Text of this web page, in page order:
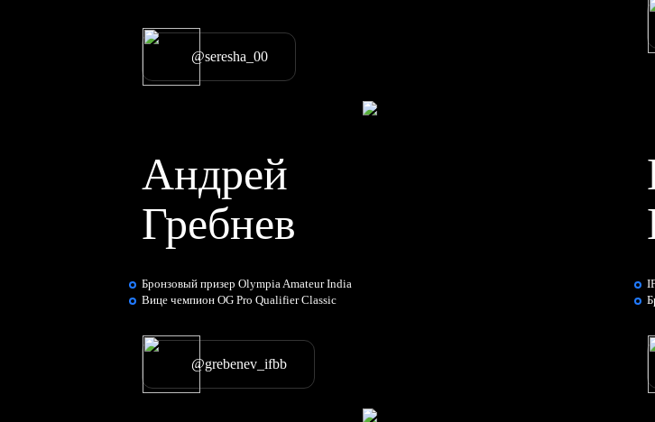
@seresha_00
Андрей
Гребнев
Бронзовый призер Olympia Amateur India
Вице чемпион OG Pro Qualifier Classic
@grebenev_ifbb